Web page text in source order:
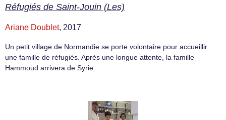
Réfugiés de Saint-Jouin (Les)
Ariane Doublet, 2017
Un petit village de Normandie se porte volontaire pour accueillir
une famille de réfugiés. Après une longue attente, la famille
Hammoud arrivera de Syrie.